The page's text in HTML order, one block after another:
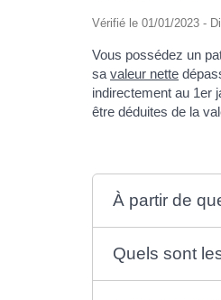
Vérifié le 01/01/2023 -
Vous possédez un
savaleur nette
indirectement au 1er
être déduites de la
À partir de
Quels sont